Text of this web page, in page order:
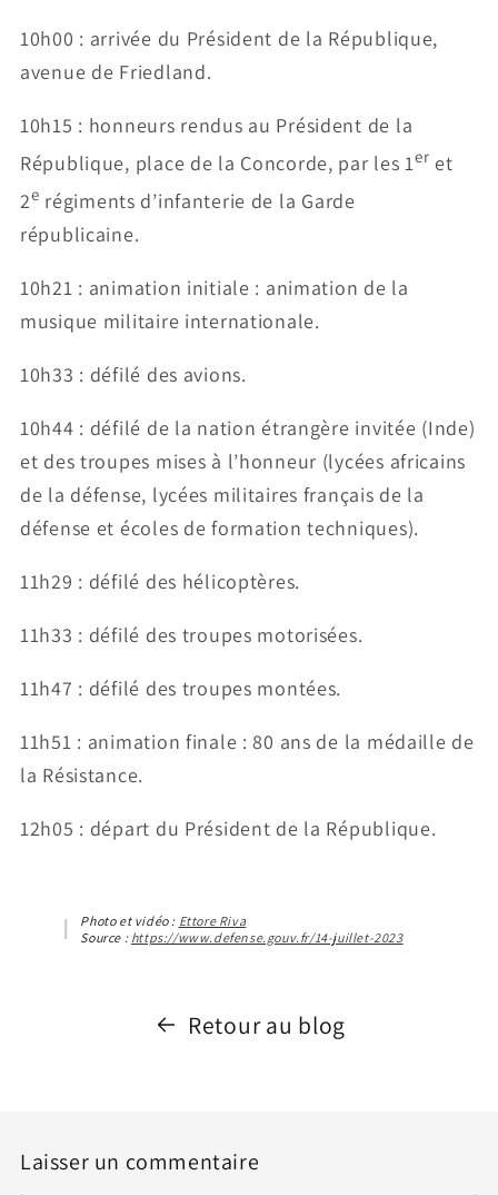
10h00 : arrivée du Président de la République,
avenue de Friedland.
10h15 : honneurs rendus au Président de la
République, place de la Concorde, par les 1er et
2e régiments d’infanterie de la Garde
républicaine.
10h21 : animation initiale : animation de la
musique militaire internationale.
10h33 : défilé des avions.
10h44 : défilé de la nation étrangère invitée (Inde)
et des troupes mises à l’honneur (lycées africains
de la défense, lycées militaires français de la
défense et écoles de formation techniques).
11h29 : défilé des hélicoptères.
11h33 : défilé des troupes motorisées.
11h47 : défilé des troupes montées.
11h51 : animation finale : 80 ans de la médaille de
la Résistance.
12h05 : départ du Président de la République.
Photo et vidéo : Ettore Riva
Source : https://www.defense.gouv.fr/14-juillet-2023
Retour au blog
Laisser un commentaire